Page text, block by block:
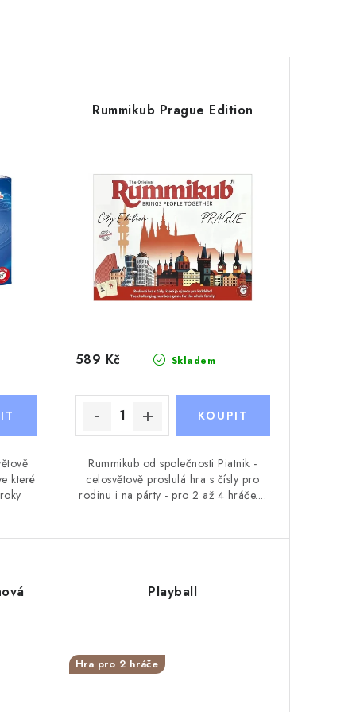
které
Rummikub Prague Edition
Skladem
589 Kč
Rummikub od společnosti Piatnik -
celosvětově proslulá hra s čísly pro
rodinu i na párty - pro 2 až 4 hráče....
Playball
Hra pro 2 hráče